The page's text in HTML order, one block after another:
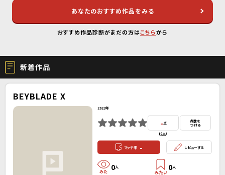
あなたのおすすめ作品をみる
おすすめ作品診断がまだの方はこちらから
新着作品
BEYBLADE X
2023年
- 点
(0人）
点数を
つける
マッチ率 - レビューする
0人 0人